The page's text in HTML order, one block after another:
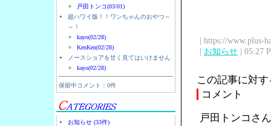
戸田トンコ(03/01)
超ハワイ版！！ワンちゃんのおやつ～
～！
kayo(02/28)
KenKen(02/28)
ノースショアを甘く見てはいけません
kayo(02/28)
保留中コメント：0件
お知らせ (33件)
| https://www.plus-
| お知らせ | 05:27
この記事に対
コメント
戸田トンコさ